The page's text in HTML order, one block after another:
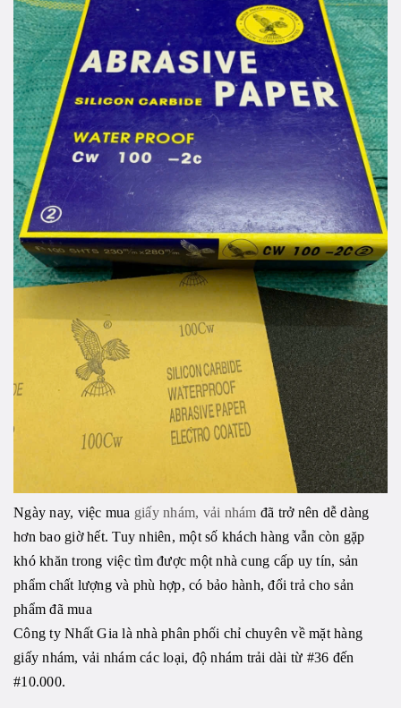
Ngày nay, việc mua giấy nhám, vải nhám đã trở nên dễ dàng
hơn bao giờ hết. Tuy nhiên, một số khách hàng vẫn còn gặp
khó khăn trong việc tìm được một nhà cung cấp uy tín, sản
phẩm chất lượng và phù hợp, có bảo hành, đổi trả cho sản
phẩm đã mua
Công ty Nhất Gia là nhà phân phối chỉ chuyên về mặt hàng
giấy nhám, vải nhám các loại, độ nhám trải dài từ #36 đến
#10.000.